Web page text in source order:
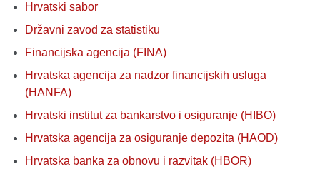
Hrvatski sabor
Državni zavod za statistiku
Financijska agencija (FINA)
Hrvatska agencija za nadzor financijskih usluga
(HANFA)
Hrvatski institut za bankarstvo i osiguranje (HIBO)
Hrvatska agencija za osiguranje depozita (HAOD)
Hrvatska banka za obnovu i razvitak (HBOR)